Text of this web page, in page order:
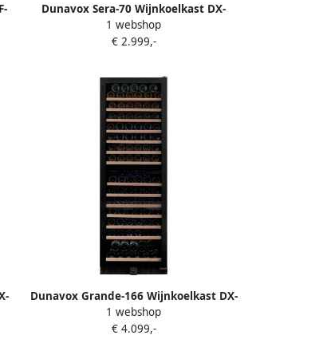
Dunavox Sera-70 Wijnkoelkast DX-
70.258MB 1 Zone Mat Zwart
1 webshop
€ 2.999,-
Dunavox Grande-166 Wijnkoelkast DX-
166.428DMBK 2 Zones Mat Zwart Mat
Zwart
1 webshop
€ 4.099,-